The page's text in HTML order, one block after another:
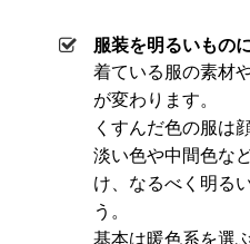
服装を明るいもの
着ている服の素材
が変わります。
くすんだ色の服は
淡い色や中間色な
け、なるべく明る
う。
基本は暖色系を選